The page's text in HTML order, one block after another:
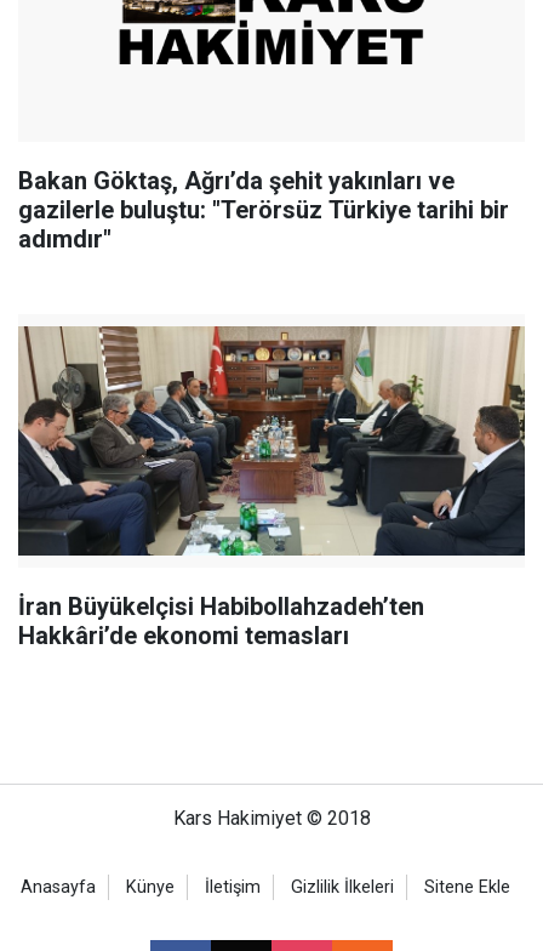
Bakan Göktaş, Ağrı’da şehit yakınları ve
gazilerle buluştu: "Terörsüz Türkiye tarihi bir
adımdır"
İran Büyükelçisi Habibollahzadeh’ten
Hakkâri’de ekonomi temasları
Kars Hakimiyet © 2018
Anasayfa Künye İletişim Gizlilik İlkeleri Sitene Ekle